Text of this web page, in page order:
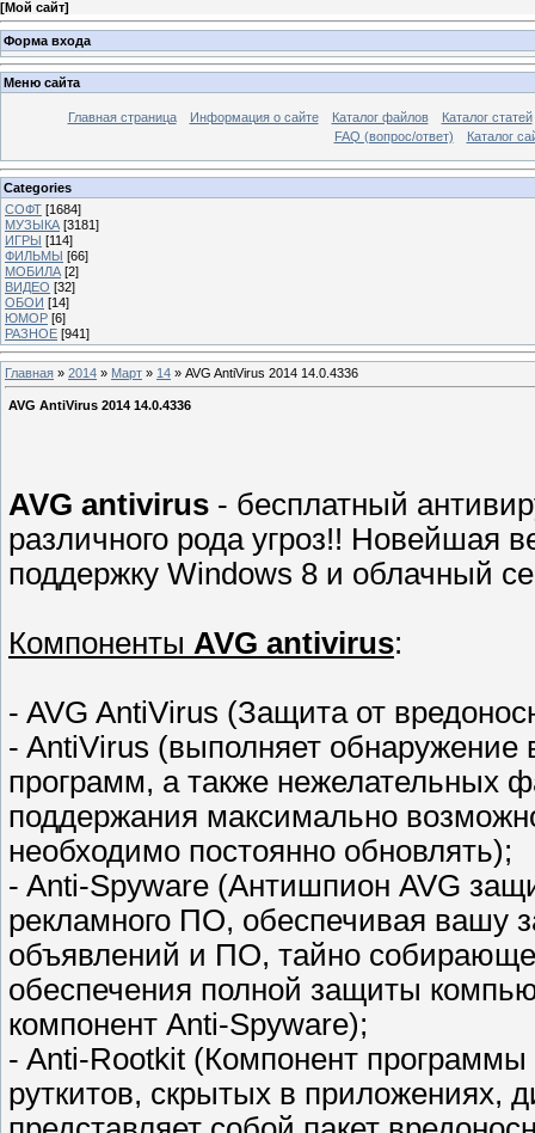
[Мой сайт]
Форма входа
Меню сайта
Главная страница Информация о сайте Каталог файлов
Каталог статей
FAQ (вопрос/ответ)
Каталог
Categories
СОФТ [1684]
МУЗЫКА [3181]
ИГРЫ [114]
ФИЛЬМЫ [66]
МОБИЛА [2]
ВИДЕО [32]
ОБОИ [14]
ЮМОР [6]
РАЗНОЕ [941]
Главная » 2014 » Март » 14 » AVG AntiVirus 2014 14.0.4336
AVG AntiVirus 2014 14.0.4336
AVG antivirus - бесплатный
различного рода угроз!! Новейшая
поддержку Windows 8 и облачный
Компоненты AVG antivirus:
- AVG AntiVirus (Защита от
- AntiVirus (выполняет обнаружение
программ, а также нежелательных
поддержания максимально
необходимо постоянно обновлять);
- Anti-Spyware (Антишпион AVG
рекламного ПО, обеспечивая вашу
объявлений и ПО, тайно
обеспечения полной защиты
компонент Anti-Spyware);
- Anti-Rootkit (Компонент
руткитов, скрытых в приложениях,